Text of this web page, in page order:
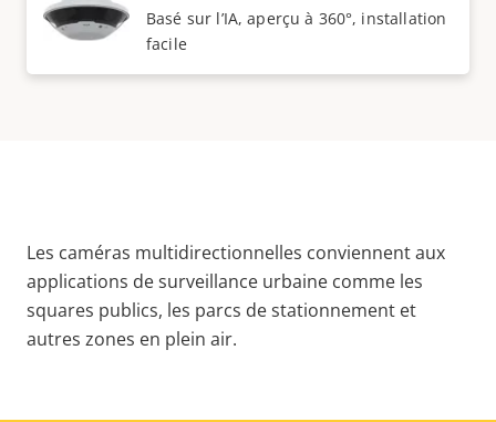
Basé sur l’IA, aperçu à 360°, installation
facile
Les caméras multidirectionnelles conviennent aux
applications de surveillance urbaine comme les
squares publics, les parcs de stationnement et
autres zones en plein air.